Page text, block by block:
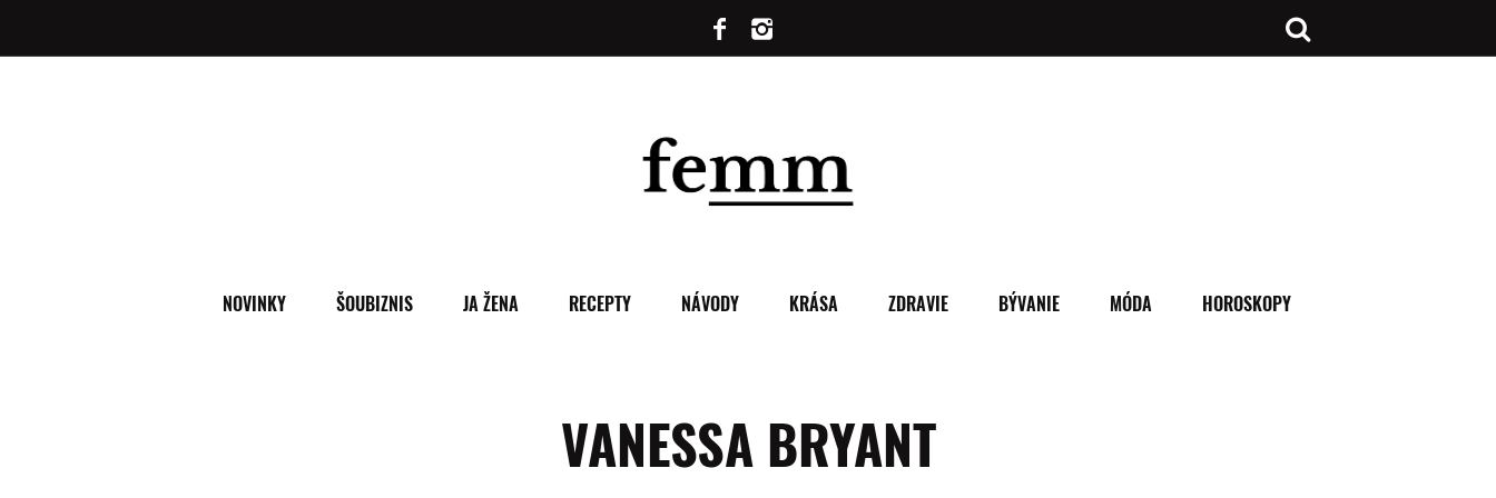
NOVINKY ŠOUBIZNIS JA ŽENA RECEPTY NÁVODY KRÁSA ZDRAVIE BÝVANIE MÓDA HOROSKOPY
VANESSA BRYANT